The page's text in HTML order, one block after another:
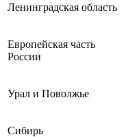
Ленинградская область
Европейская часть
России
Урал и Поволжье
Сибирь